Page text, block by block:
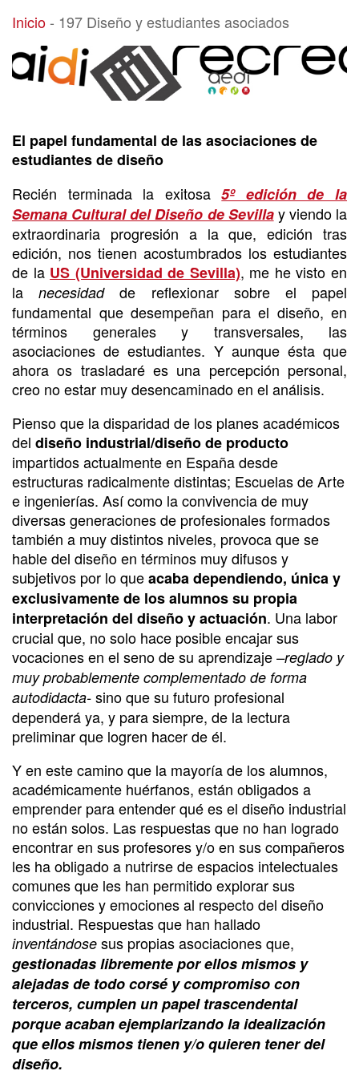
197 Diseño y estudiantes asociados
Inicio- 197 Diseño y estudiantes asociados
El papel fundamental de las asociaciones de
estudiantes de diseño
Recién terminada la exitosa5º edición de la
Semana Cultural del Diseño de Sevillay viendo la
extraordinaria progresión a la que, edición tras
edición, nos tienen acostumbrados los estudiantes
de la US (Universidad de Sevilla), me he visto en
lanecesidadde reflexionar sobre el papel
fundamental que desempeñan para el diseño, en
términos generales y transversales, las
asociaciones de estudiantes. Y aunque ésta que
ahora os trasladaré es una percepción personal,
creo no estar muy desencaminado en el análisis.
Pienso que la disparidad de los planes académicos
del diseño industrial/diseño de producto
impartidos actualmente en España desde
estructuras radicalmente distintas; Escuelas de Arte
e ingenierías. Así como la convivencia de muy
diversas generaciones de profesionales formados
también a muy distintos niveles, provoca que se
hable del diseño en términos muy difusos y
subjetivos por lo queacaba dependiendo, única y
exclusivamente de los alumnos su propia
interpretación del diseño y actuación. Una labor
crucial que, no solo hace posible encajar sus
vocaciones en el seno de su aprendizaje –reglado y
muy probablemente complementado de forma
autodidacta- sino que su futuro profesional
dependerá ya, y para siempre, de la lectura
preliminar que logren hacer de él.
Y en este camino que la mayoría de los alumnos,
académicamente huérfanos, están obligados a
emprender para entender qué es el diseño industrial
no están solos. Las respuestas que no han logrado
encontrar en sus profesores y/o en sus compañeros
les ha obligado a nutrirse de espacios intelectuales
comunes que les han permitido explorar sus
convicciones y emociones al respecto del diseño
industrial. Respuestas que han hallado
inventándose sus propias asociaciones que,
gestionadas libremente por ellos mismos y
alejadas de todo corsé y compromiso con
terceros, cumplen un papel trascendental
porque acaban ejemplarizando la idealización
que ellos mismos tienen y/o quieren tener del
diseño.